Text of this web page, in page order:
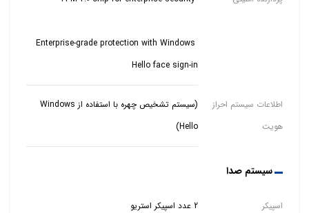
Enterprise-grade protection with Windows
Hello face sign-in
اطلاعات سیستم احراز
هویت
(سیستم تشخیص چهره با استفاده از Windows
Hello)
سیستم صدا
اسپیکر 2 عدد اسپیکر استریو